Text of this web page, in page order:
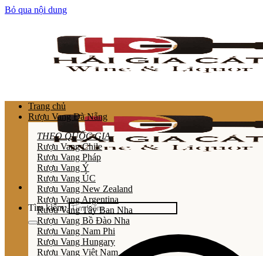
Bỏ qua nội dung
Tìm kiếm:
Trang chủ
Rượu Vang Đà Nẵng
THEO QUỐC GIA
Rượu Vang Chile
Rượu Vang Pháp
Rượu Vang Ý
Rượu Vang ÚC
Rượu Vang New Zealand
Rượu Vang Argentina
Rượu Vang Tây Ban Nha
Rượu Vang Bồ Đào Nha
Rượu Vang Nam Phi
Rượu Vang Hungary
Rượu Vang Việt Nam